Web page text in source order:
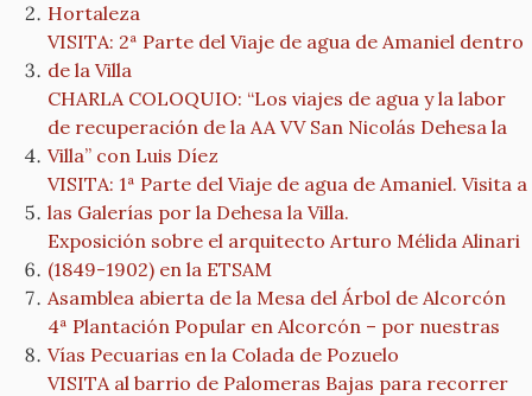
Hortaleza
VISITA: 2ª Parte del Viaje de agua de Amaniel dentro
de la Villa
CHARLA COLOQUIO: “Los viajes de agua y la labor
de recuperación de la AA VV San Nicolás Dehesa la
Villa” con Luis Díez
VISITA: 1ª Parte del Viaje de agua de Amaniel. Visita a
las Galerías por la Dehesa la Villa.
Exposición sobre el arquitecto Arturo Mélida Alinari
(1849-1902) en la ETSAM
Asamblea abierta de la Mesa del Árbol de Alcorcón
4ª Plantación Popular en Alcorcón – por nuestras
Vías Pecuarias en la Colada de Pozuelo
VISITA al barrio de Palomeras Bajas para recorrer